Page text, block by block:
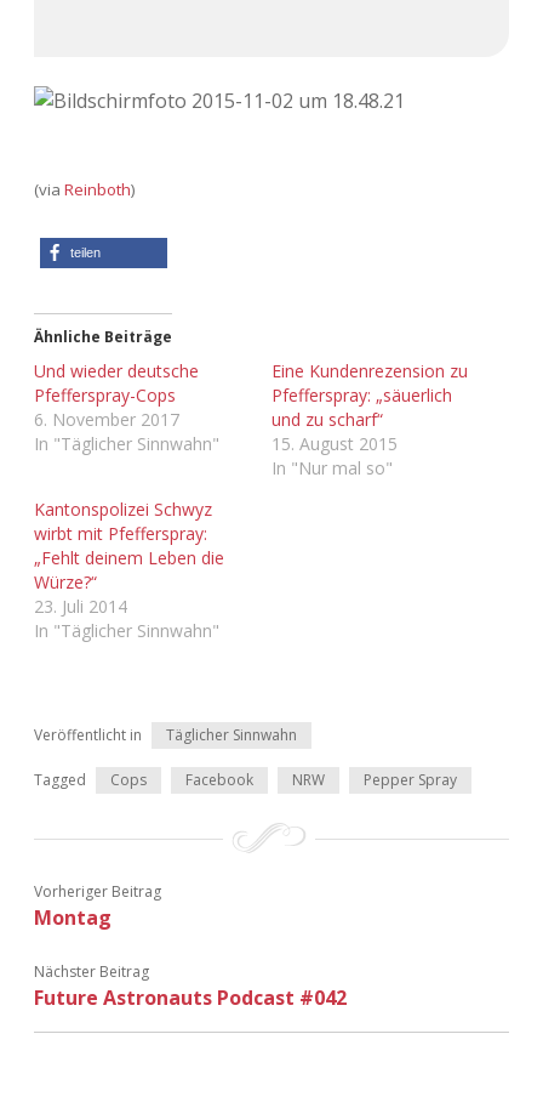
(via Reinboth)
teilen
Ähnliche Beiträge
Und wieder deutsche
Pfefferspray-Cops
6. November 2017
In "Täglicher Sinnwahn"
Eine Kundenrezension zu
Pfefferspray: „säuerlich
und zu scharf“
15. August 2015
In "Nur mal so"
Kantonspolizei Schwyz
wirbt mit Pfefferspray:
„Fehlt deinem Leben die
Würze?“
23. Juli 2014
In "Täglicher Sinnwahn"
Veröffentlicht in Täglicher Sinnwahn
Tagged Cops Facebook NRW Pepper Spray
Vorheriger Beitrag
Montag
Nächster Beitrag
Future Astronauts Podcast #042